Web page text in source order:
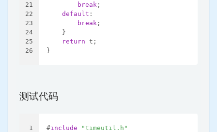
21
22
23
24
25
26
break ;
default :
break ;
    }
return t;
}
测试代码
1
#include
"timeutil.h"